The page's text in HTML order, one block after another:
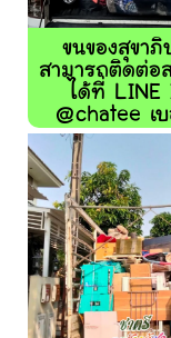
ขนของสุขาภิ
สามารถติดต่อ
ได้ที่ LINE
@chatee เ